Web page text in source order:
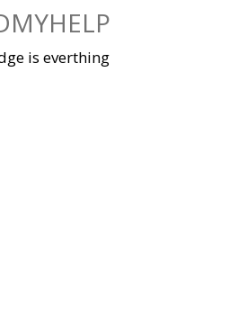
is everthing